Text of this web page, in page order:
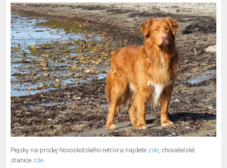
Pejsky na prodej Novoskotského retrívra najdete zde, chovatelské
stanice zde.